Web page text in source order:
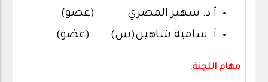
أ.د. سهير المصري (عضو)
أ. سامية شاهين(س) (عضو)
مهام اللجنة: